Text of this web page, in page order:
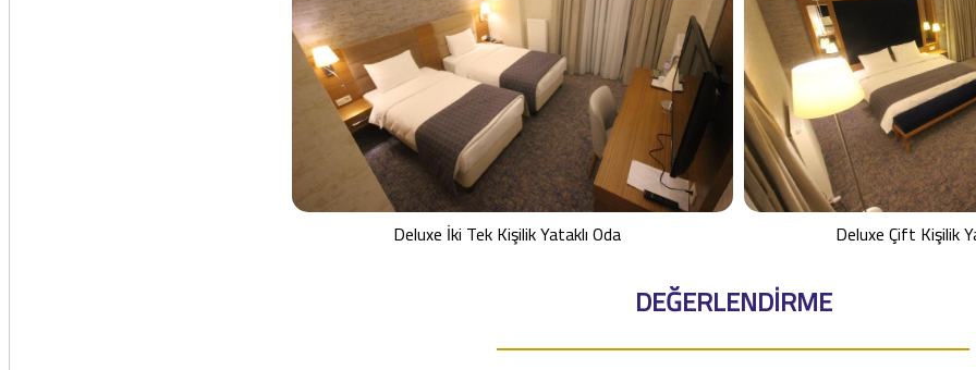
Deluxe İki Tek Kişilik Yataklı Oda Deluxe Çift Kişilik
DEĞERLENDİRME